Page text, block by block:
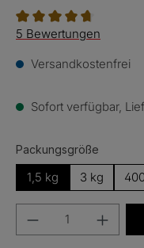
Durchschnittliche
5 Bewertungen
Versandkostenfrei
Sofort verfügbar,
Packungsgröße
1,5 kg 3 kg
Produkt